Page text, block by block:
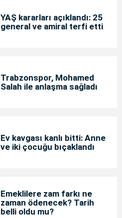
YAŞ kararları açıklandı: 25
general ve amiral terfi etti
Trabzonspor, Mohamed
Salah ile anlaşma sağladı
Ev kavgası kanlı bitti: Anne
ve iki çocuğu bıçaklandı
Emeklilere zam farkı ne
zaman ödenecek? Tarih
belli oldu mu?